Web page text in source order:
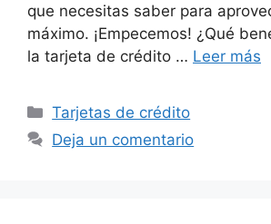
que necesitas saber para
máximo. ¡Empecemos! ¿Qué
la tarjeta de crédito … Leer más
Categorías
Tarjetas de crédito
Deja un comentario